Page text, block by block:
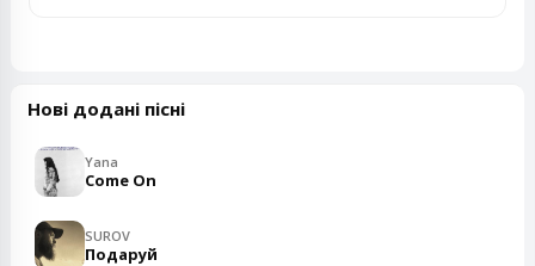
Нові додані пісні
Yana
Come On
SUROV
Подаруй